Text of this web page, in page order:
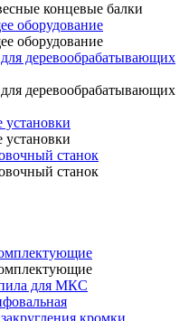
концевые балки
оборудование
оборудование
деревообрабатывающих
деревообрабатывающих
станок
станок
для МКС
кромки